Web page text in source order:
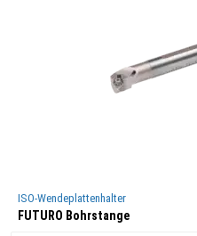
ISO-Wendeplattenhalter
FUTURO Bohrstange